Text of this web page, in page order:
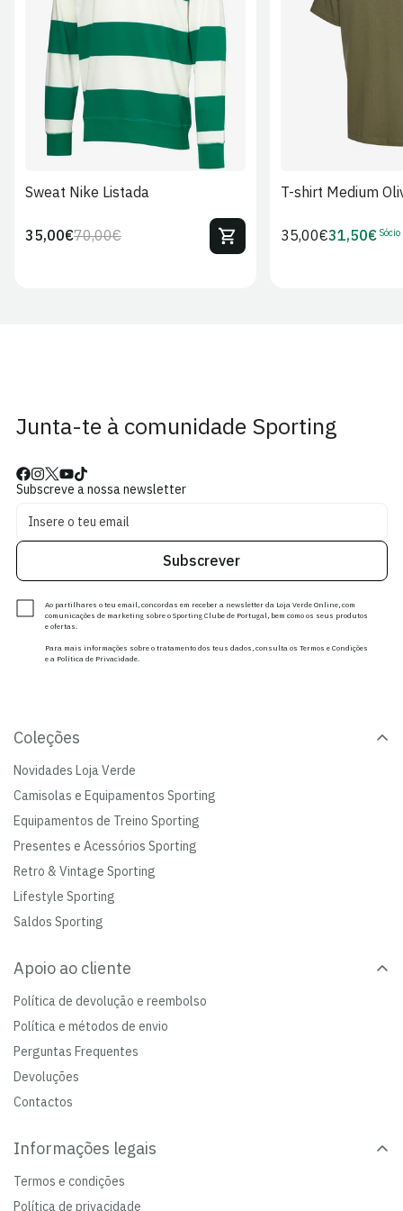
S XL 2XL
Sweat Nike Listada
Preço
70,00€Preço
35,00€
T-shirt Medium
Preço
35,00€Preço
31,50€ Sócio
Junta-te à comunidade Sporting
Subscreve a nossa newsletter
Subscrever
Ao partilhares o teu email, concordas em receber a newsletter da Loja Verde Online, com
comunicações de marketing sobre o Sporting Clube de Portugal, bem como os seus produtos
e ofertas.
Para mais informações sobre o tratamento dos teus dados, consulta os Termos e Condições
e a Política de Privacidade.
Coleções
Novidades Loja Verde
Camisolas e Equipamentos Sporting
Equipamentos de Treino Sporting
Presentes e Acessórios Sporting
Retro & Vintage Sporting
Lifestyle Sporting
Saldos Sporting
Apoio ao cliente
Política de devolução e reembolso
Política e métodos de envio
Perguntas Frequentes
Devoluções
Contactos
Informações legais
Termos e condições
Política de privacidade